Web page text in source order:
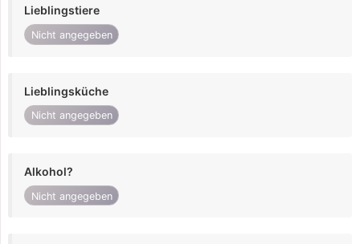
Lieblingstiere
Nicht angegeben
Lieblingsküche
Nicht angegeben
Alkohol?
Nicht angegeben